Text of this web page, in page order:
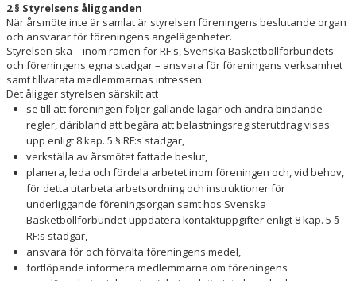
2 § Styrelsens åligganden
När årsmöte inte är samlat är styrelsen föreningens beslutande organ
och ansvarar för föreningens angelägenheter.
Styrelsen ska – inom ramen för RF:s, Svenska Basketbollförbundets
och föreningens egna stadgar – ansvara för föreningens verksamhet
samt tillvarata medlemmarnas intressen.
Det åligger styrelsen särskilt att
se till att föreningen följer gällande lagar och andra bindande
regler, däribland att begära att belastningsregisterutdrag visas
upp enligt 8 kap. 5 § RF:s stadgar,
verkställa av årsmötet fattade beslut,
planera, leda och fördela arbetet inom föreningen och, vid behov,
för detta utarbeta arbetsordning och instruktioner för
underliggande föreningsorgan samt hos Svenska
Basketbollförbundet uppdatera kontaktuppgifter enligt 8 kap. 5 §
RF:s stadgar,
ansvara för och förvalta föreningens medel,
fortlöpande informera medlemmarna om föreningens